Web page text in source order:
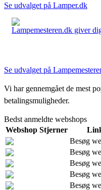
Se udvalget på Lamper.dk
Lampemesteren.dk giver
Se udvalget på
Vi har gennemgået de mest
betalingsmuligheder.
Bedst anmeldte webshops
Webshop Stjerner
Besøg
Besøg
Besøg
Besøg
Besøg